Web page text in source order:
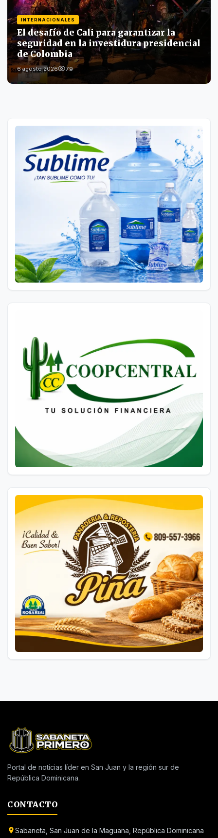
INTERNACIONALES
El desafío de Cali para garantizar la
seguridad en la investidura presidencial
de Colombia
6 agosto 2026 79
Portal de noticias líder en San Juan y la región sur de
República Dominicana.
CONTACTO
Sabaneta, San Juan de la Maguana, República Dominicana